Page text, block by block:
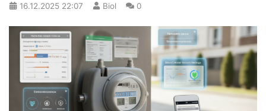
16.12.2025 22:07 Biol 0